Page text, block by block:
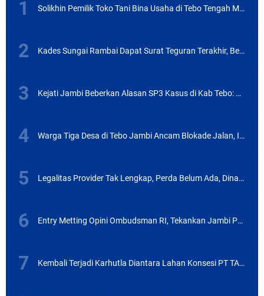
Solikhin Pemilik Toko Tani Bina Usaha di Tebo Tengah Mengaku Jadi Korban Penipuan, Begini Modusnya
Kades Sungai Rambai Dapat Surat Teguran Terakhir, Begini Penjelasan Sekda Kab Tebo
Kejati Jambi Beberkan Alasan SP3 Kasus di Kab Tebo: Kerugian Negara Telah Dikembalikan
Warga Tiga Desa di Tebo Jambi Ancam Blokade Jalan, Ini Masalahnya
Legalitas Provider Tak Lengkap, Perda Belum Ada, Dinas PUPR Labura Terbitkan Izin Tiang Wifi
Entry Metting Opini Ombudsman RI, Tekankan Jambi Pertahankan Kualitas Pelayanan
Kembali Terjadi Karhutla Diantara Lahan Konsesi PT TAL dan Warga Semambu, Tebo Jambi